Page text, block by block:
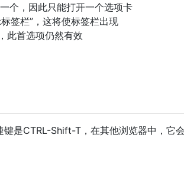
个，因此只能打开一个选项卡
签栏”，这将使标签栏出现
此首选项仍然有效
键是CTRL-Shift-T，在其他浏览器中，它